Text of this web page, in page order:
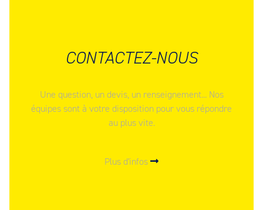
CONTACTEZ-NOUS
Une question, un devis, un renseignement... Nos
équipes sont à votre disposition pour vous répondre
au plus vite.
Plus d'infos